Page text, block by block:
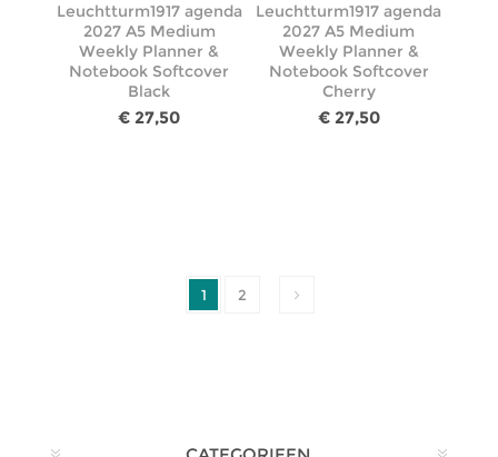
Leuchtturm1917 agenda
2027 A5 Medium
Weekly Planner &
Notebook Softcover
Black
€ 27,50
Leuchtturm1917 agenda
2027 A5 Medium
Weekly Planner &
Notebook Softcover
Cherry
€ 27,50
1 2